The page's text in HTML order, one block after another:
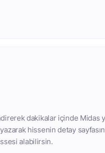
dakikalar içinde Midas
hissenin detay
alabilirsin.